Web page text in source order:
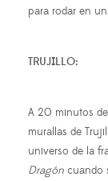
para rodar en
TRUJILLO:
A 20 minutos
murallas de
universo de la
Dragón cuando